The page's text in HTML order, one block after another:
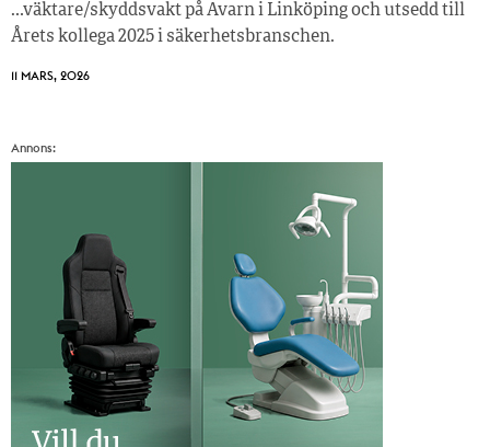
…väktare/skyddsvakt på Avarn i Linköping och utsedd till
Årets kollega 2025 i säkerhetsbranschen.
11 MARS, 2026
Annons: